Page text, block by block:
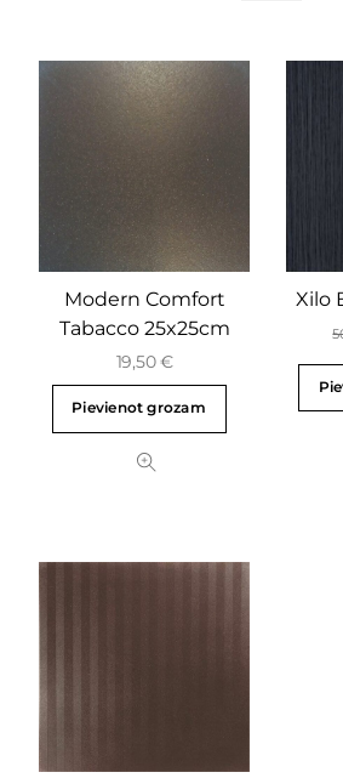
Modern Comfort
Tabacco 25x25cm
19,50€
Pievienot grozam
Xilo